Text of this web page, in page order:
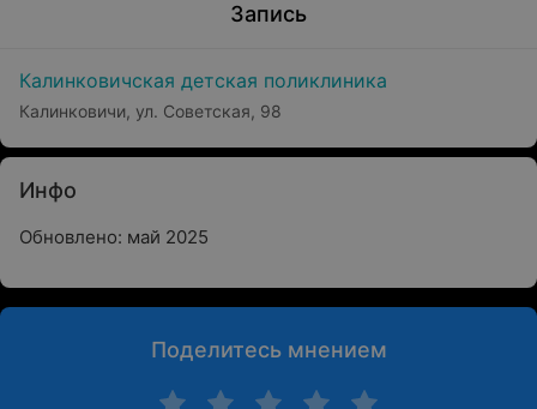
Запись
Калинковичская детская поликлиника
Калинковичи, ул. Советская, 98
Инфо
Обновлено: май 2025
Поделитесь мнением